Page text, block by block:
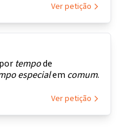
Ver petição
tempode
especialem comum.
Ver petição